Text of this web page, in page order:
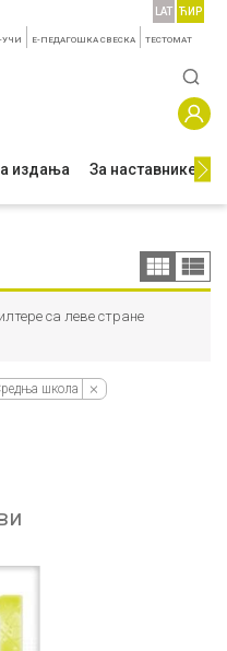
УЧИ Е-ПЕДАГОШКА СВЕСКА TЕСТОМАТ
LAT ЋИР
издања За наставнике
са леве стране
школа